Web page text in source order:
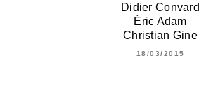
Didier Convard
Éric Adam
Christian Gine
18/03/2015